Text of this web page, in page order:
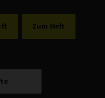
Zum Heft